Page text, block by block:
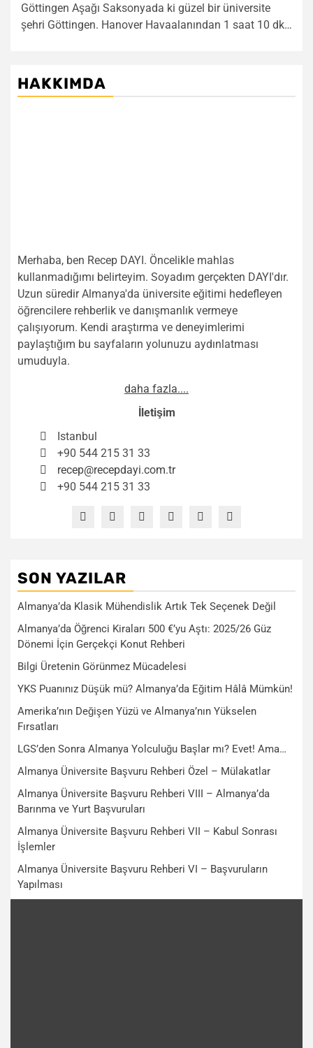
Göttingen Aşağı Saksonyada ki güzel bir üniversite
şehri Göttingen. Hanover Havaalanından 1 saat 10 dk…
HAKKIMDA
Merhaba, ben Recep DAYI. Öncelikle mahlas
kullanmadığımı belirteyim. Soyadım gerçekten DAYI'dır.
Uzun süredir Almanya'da üniversite eğitimi hedefleyen
öğrencilere rehberlik ve danışmanlık vermeye
çalışıyorum. Kendi araştırma ve deneyimlerimi
paylaştığım bu sayfaların yolunuzu aydınlatması
umuduyla.
daha fazla....
İletişim
Istanbul
+90 544 215 31 33
recep@recepdayi.com.tr
+90 544 215 31 33
SON YAZILAR
Almanya’da Klasik Mühendislik Artık Tek Seçenek Değil
Almanya’da Öğrenci Kiraları 500 €’yu Aştı: 2025/26 Güz
Dönemi İçin Gerçekçi Konut Rehberi
Bilgi Üretenin Görünmez Mücadelesi
YKS Puanınız Düşük mü? Almanya’da Eğitim Hâlâ Mümkün!
Amerika’nın Değişen Yüzü ve Almanya’nın Yükselen
Fırsatları
LGS’den Sonra Almanya Yolculuğu Başlar mı? Evet! Ama…
Almanya Üniversite Başvuru Rehberi Özel – Mülakatlar
Almanya Üniversite Başvuru Rehberi VIII – Almanya’da
Barınma ve Yurt Başvuruları
Almanya Üniversite Başvuru Rehberi VII – Kabul Sonrası
İşlemler
Almanya Üniversite Başvuru Rehberi VI – Başvuruların
Yapılması